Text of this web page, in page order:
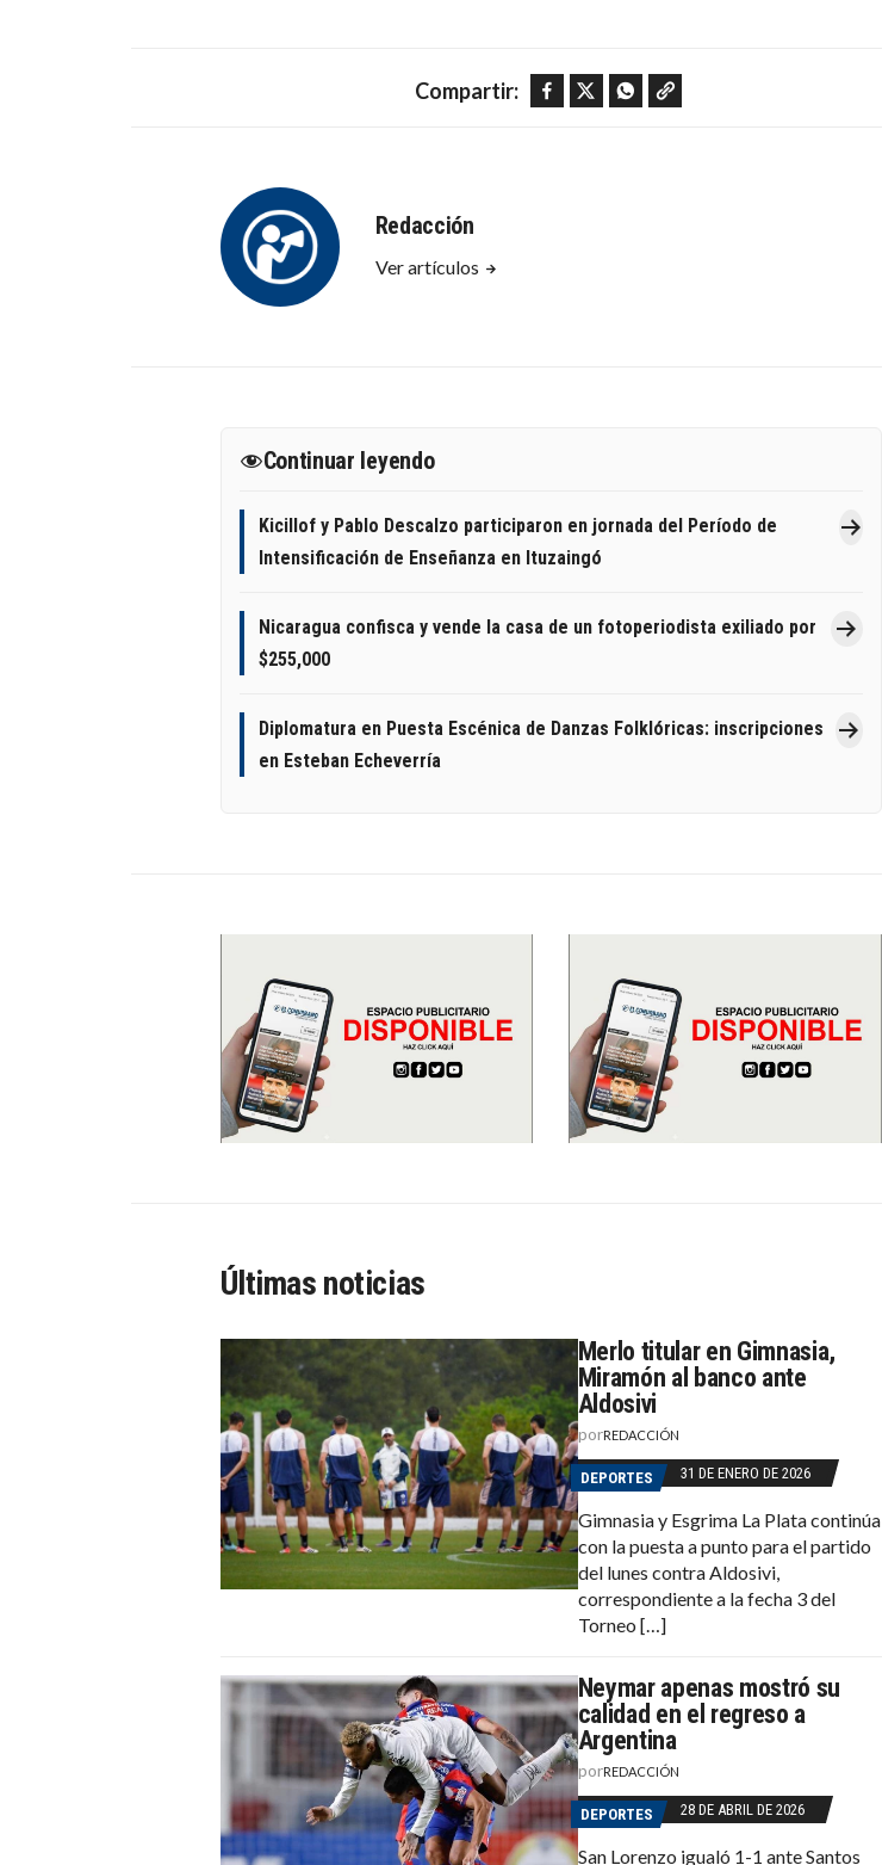
Compartir: Facebook Twitter WhatsApp Copy link
Redacción
Ver artículos
Continuar leyendo
Kicillof y Pablo Descalzo participaron en jornada del Período de
Intensificación de Enseñanza en Ituzaingó
Nicaragua confisca y vende la casa de un fotoperiodista exiliado por
$255,000
Diplomatura en Puesta Escénica de Danzas Folklóricas: inscripciones
en Esteban Echeverría
Últimas noticias
Merlo titular en Gimnasia,
Miramón al banco ante
Aldosivi
porREDACCIÓN
DEPORTES 31 DE ENERO DE 2026
Gimnasia y Esgrima La Plata continúa
con la puesta a punto para el partido
del lunes contra Aldosivi,
correspondiente a la fecha 3 del
Torneo […]
Neymar apenas mostró su
calidad en el regreso a
Argentina
porREDACCIÓN
DEPORTES 28 DE ABRIL DE 2026
San Lorenzo igualó 1-1 ante Santos